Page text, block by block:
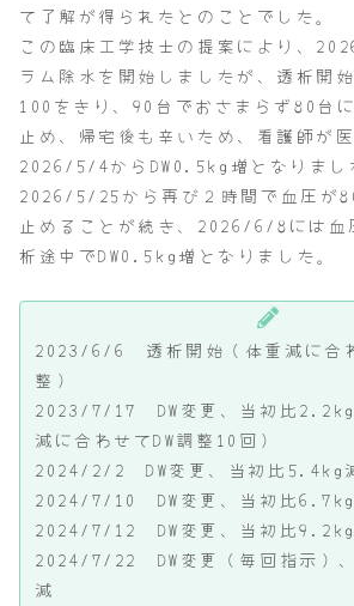
て了解が得られたとのことでした。
この臨床工学技士の提案により、
ラム除水を開始しましたが、透析開
100をきり、90台でおさまらず80台
止め、帰宅後も辛いため、看護師が
2026/5/4からDW0.5kg増となりまし
2026/5/25から再び２時間で血圧が
止めることが続き、2026/6/8には血
析途中でDW0.5kg増となりました。
2023/6/6 透析開始（体重減に合わ
整）
2023/7/17 DW変更、当初比2.2kg
減に合わせてDW調整10回）
2024/2/2 DW変更、当初比5.4kg
2024/7/10 DW変更、当初比
2024/7/12 DW変更、当初比
2024/7/22 DW変更（毎回指示）
減